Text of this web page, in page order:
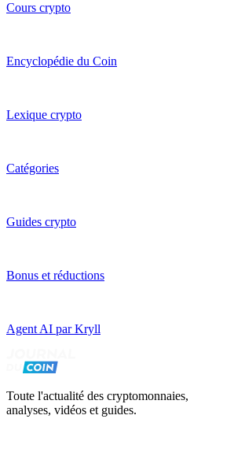
Cours crypto
Encyclopédie du Coin
Lexique crypto
Catégories
Guides crypto
Bonus et réductions
Agent AI par Kryll
Toute l'actualité des cryptomonnaies,
analyses, vidéos et guides.